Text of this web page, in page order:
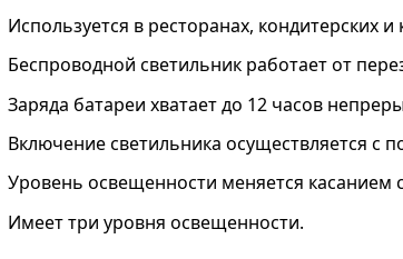
Используется в ресторанах, кондитерских и
Беспроводной светильник работает от
Заряда батареи хватает до 12 часов
Включение светильника осуществляется с
Уровень освещенности меняется касанием
Имеет три уровня освещенности.